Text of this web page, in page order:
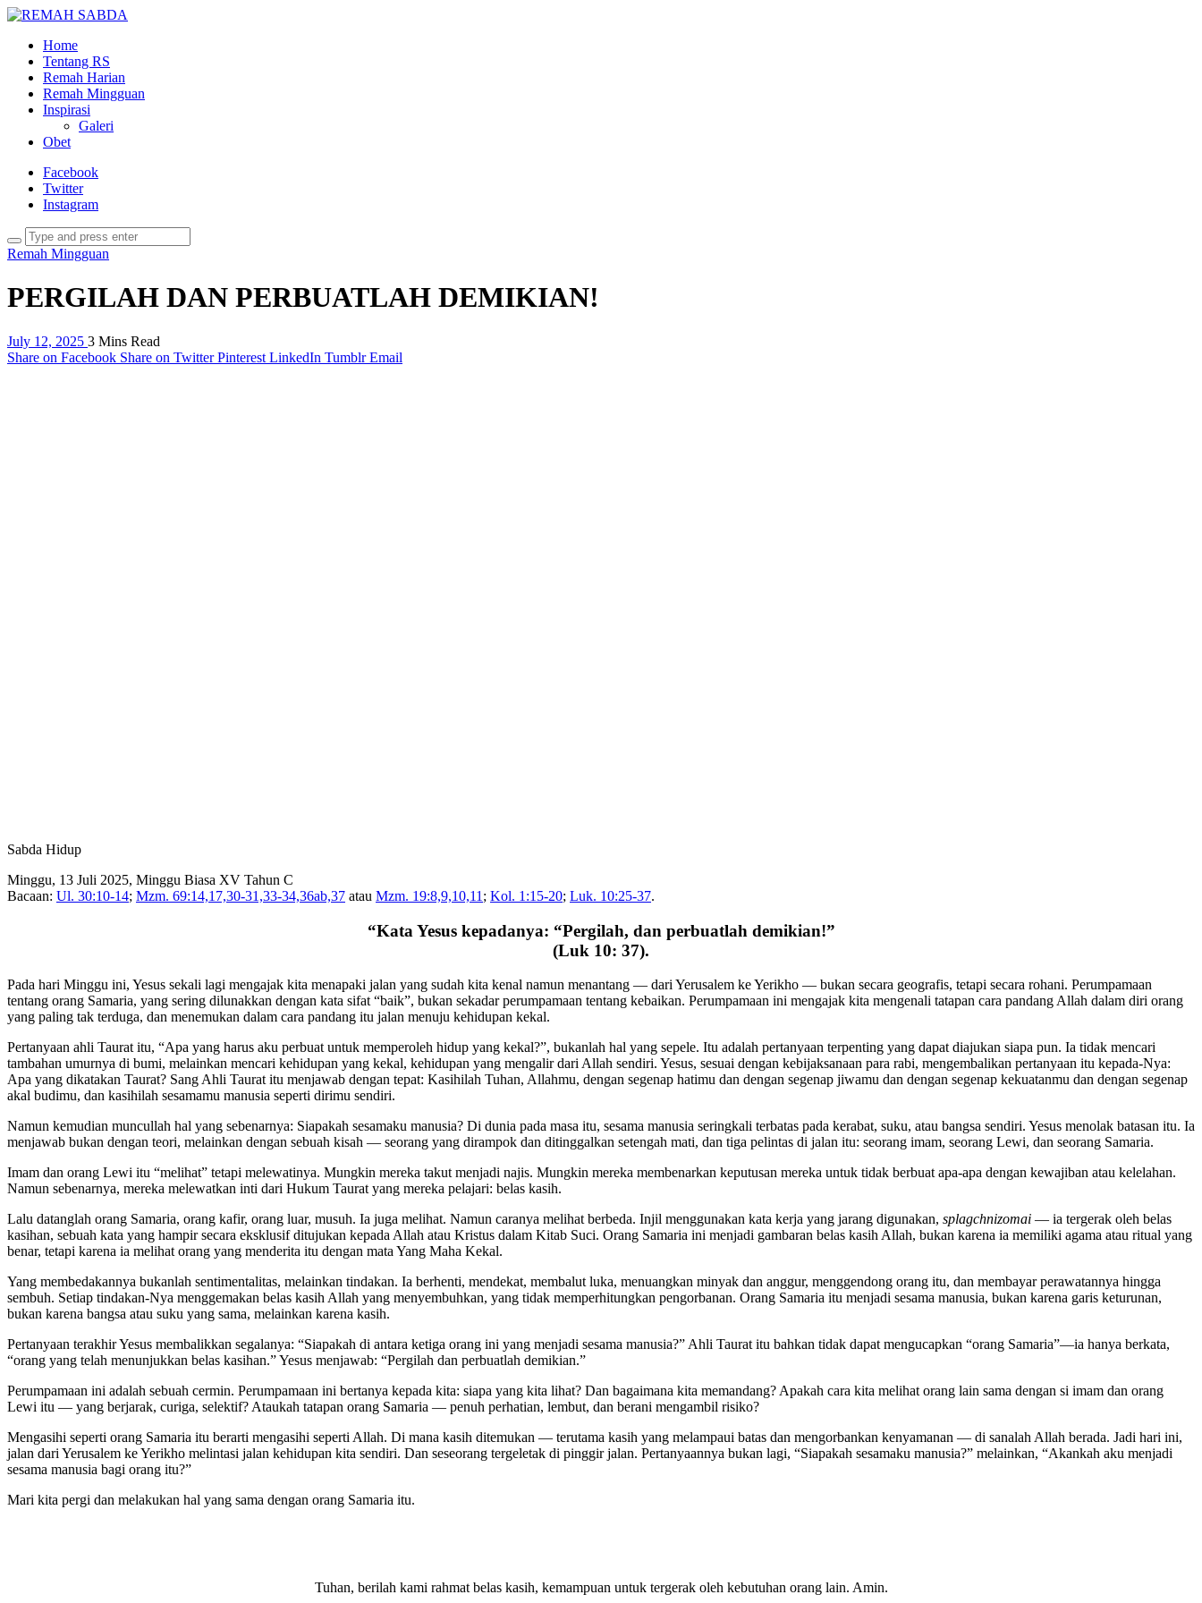
Home
Tentang RS
Remah Harian
Remah Mingguan
Inspirasi
Galeri
Obet
Facebook
Twitter
Instagram
Remah Mingguan
PERGILAH DAN PERBUATLAH DEMIKIAN!
July 12, 2025 3 Mins Read
Share on Facebook Share on Twitter Pinterest LinkedIn Tumblr Email
Sabda Hidup
Minggu, 13 Juli 2025, Minggu Biasa XV Tahun C
Bacaan: Ul. 30:10-14; Mzm. 69:14,17,30-31,33-34,36ab,37 atau Mzm. 19:8,9,10,11 ; Kol. 1:15-20; Luk. 10:25-37.
“Kata Yesus kepadanya: “Pergilah, dan perbuatlah demikian!”
(Luk 10: 37).
Pada hari Minggu ini, Yesus sekali lagi mengajak kita menapaki jalan yang sudah kita kenal namun menantang — dari Yerusalem ke Yerikho — bukan secara geografis, tetapi secara rohani. Perumpamaan
tentang orang Samaria, yang sering dilunakkan dengan kata sifat “baik”, bukan sekadar perumpamaan tentang kebaikan. Perumpamaan ini mengajak kita mengenali tatapan cara pandang Allah dalam diri orang
yang paling tak terduga, dan menemukan dalam cara pandang itu jalan menuju kehidupan kekal.
Pertanyaan ahli Taurat itu, “Apa yang harus aku perbuat untuk memperoleh hidup yang kekal?”, bukanlah hal yang sepele. Itu adalah pertanyaan terpenting yang dapat diajukan siapa pun. Ia tidak mencari
tambahan umurnya di bumi, melainkan mencari kehidupan yang kekal, kehidupan yang mengalir dari Allah sendiri. Yesus, sesuai dengan kebijaksanaan para rabi, mengembalikan pertanyaan itu kepada-Nya:
Apa yang dikatakan Taurat? Sang Ahli Taurat itu menjawab dengan tepat: Kasihilah Tuhan, Allahmu, dengan segenap hatimu dan dengan segenap jiwamu dan dengan segenap kekuatanmu dan dengan segenap
akal budimu, dan kasihilah sesamamu manusia seperti dirimu sendiri.
Namun kemudian muncullah hal yang sebenarnya: Siapakah sesamaku manusia? Di dunia pada masa itu, sesama manusia seringkali terbatas pada kerabat, suku, atau bangsa sendiri. Yesus menolak batasan itu. Ia
menjawab bukan dengan teori, melainkan dengan sebuah kisah — seorang yang dirampok dan ditinggalkan setengah mati, dan tiga pelintas di jalan itu: seorang imam, seorang Lewi, dan seorang Samaria.
Imam dan orang Lewi itu “melihat” tetapi melewatinya. Mungkin mereka takut menjadi najis. Mungkin mereka membenarkan keputusan mereka untuk tidak berbuat apa-apa dengan kewajiban atau kelelahan.
Namun sebenarnya, mereka melewatkan inti dari Hukum Taurat yang mereka pelajari: belas kasih.
Lalu datanglah orang Samaria, orang kafir, orang luar, musuh. Ia juga melihat. Namun caranya melihat berbeda. Injil menggunakan kata kerja yang jarang digunakan, splagchnizomai — ia tergerak oleh belas
kasihan, sebuah kata yang hampir secara eksklusif ditujukan kepada Allah atau Kristus dalam Kitab Suci. Orang Samaria ini menjadi gambaran belas kasih Allah, bukan karena ia memiliki agama atau ritual yang
benar, tetapi karena ia melihat orang yang menderita itu dengan mata Yang Maha Kekal.
Yang membedakannya bukanlah sentimentalitas, melainkan tindakan. Ia berhenti, mendekat, membalut luka, menuangkan minyak dan anggur, menggendong orang itu, dan membayar perawatannya hingga
sembuh. Setiap tindakan-Nya menggemakan belas kasih Allah yang menyembuhkan, yang tidak memperhitungkan pengorbanan. Orang Samaria itu menjadi sesama manusia, bukan karena garis keturunan,
bukan karena bangsa atau suku yang sama, melainkan karena kasih.
Pertanyaan terakhir Yesus membalikkan segalanya: “Siapakah di antara ketiga orang ini yang menjadi sesama manusia?” Ahli Taurat itu bahkan tidak dapat mengucapkan “orang Samaria”—ia hanya berkata,
“orang yang telah menunjukkan belas kasihan.” Yesus menjawab: “Pergilah dan perbuatlah demikian.”
Perumpamaan ini adalah sebuah cermin. Perumpamaan ini bertanya kepada kita: siapa yang kita lihat? Dan bagaimana kita memandang? Apakah cara kita melihat orang lain sama dengan si imam dan orang
Lewi itu — yang berjarak, curiga, selektif? Ataukah tatapan orang Samaria — penuh perhatian, lembut, dan berani mengambil risiko?
Mengasihi seperti orang Samaria itu berarti mengasihi seperti Allah. Di mana kasih ditemukan — terutama kasih yang melampaui batas dan mengorbankan kenyamanan — di sanalah Allah berada. Jadi hari ini,
jalan dari Yerusalem ke Yerikho melintasi jalan kehidupan kita sendiri. Dan seseorang tergeletak di pinggir jalan. Pertanyaannya bukan lagi, “Siapakah sesamaku manusia?” melainkan, “Akankah aku menjadi
sesama manusia bagi orang itu?”
Mari kita pergi dan melakukan hal yang sama dengan orang Samaria itu.
Tuhan, berilah kami rahmat belas kasih, kemampuan untuk tergerak oleh kebutuhan orang lain. Amin.